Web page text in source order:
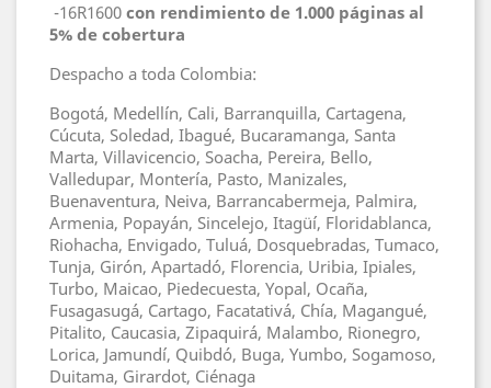
-16R1600 con rendimiento de 1.000 páginas al
5% de cobertura
Despacho a toda Colombia:
Bogotá, Medellín, Cali, Barranquilla, Cartagena,
Cúcuta, Soledad, Ibagué, Bucaramanga, Santa
Marta, Villavicencio, Soacha, Pereira, Bello,
Valledupar, Montería, Pasto, Manizales,
Buenaventura, Neiva, Barrancabermeja, Palmira,
Armenia, Popayán, Sincelejo, Itagüí, Floridablanca,
Riohacha, Envigado, Tuluá, Dosquebradas, Tumaco,
Tunja, Girón, Apartadó, Florencia, Uribia, Ipiales,
Turbo, Maicao, Piedecuesta, Yopal, Ocaña,
Fusagasugá, Cartago, Facatativá, Chía, Magangué,
Pitalito, Caucasia, Zipaquirá, Malambo, Rionegro,
Lorica, Jamundí, Quibdó, Buga, Yumbo, Sogamoso,
Duitama, Girardot, Ciénaga